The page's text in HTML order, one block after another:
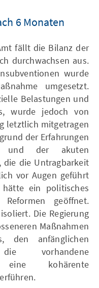
6 Monaten
fällt die Bilanz der
durchwachsen aus.
wurde
umgesetzt.
Belastungen und
wurde jedoch von
letztlich mitgetragen
der Erfahrungen
und der akuten
die die Untragbarkeit
vor Augen geführt
hätte ein politisches
geöffnet.
Die Regierung
Maßnahmen
den anfänglichen
vorhandene
eine kohärente